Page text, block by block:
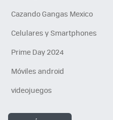
Cazando Gangas Mexico
Celulares y Smartphones
Prime Day 2024
Móviles android
videojuegos